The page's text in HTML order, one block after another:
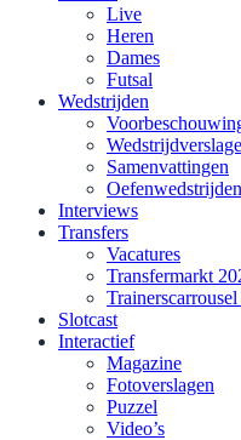
Live
Heren
Dames
Futsal
Wedstrijden
Samenvattingen
Oefenwedstrijden
Interviews
Transfers
Vacatures
Transfermarkt
Slotcast
Interactief
Magazine
Fotoverslagen
Puzzel
Video’s